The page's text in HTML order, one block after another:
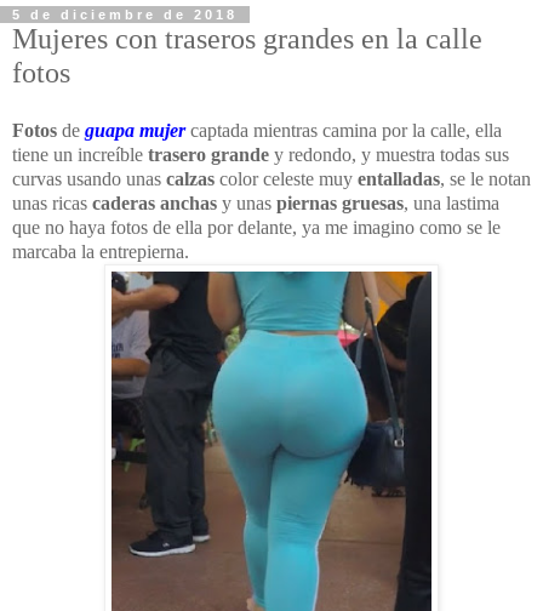
5 de diciembre de 2018
Mujeres con traseros grandes en la calle
fotos
Fotos de guapa mujercaptada mientras camina por la calle, ella
tiene un increíble trasero grande y redondo, y muestra todas sus
curvas usando unas calzas color celeste muy entalladas, se le notan
unas ricas caderas anchas y unas piernas gruesas, una lastima
que no haya fotos de ella por delante, ya me imagino como se le
marcaba la entrepierna.